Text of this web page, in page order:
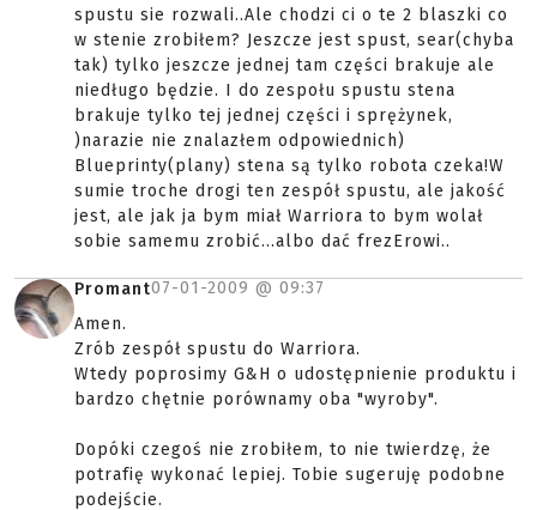
spustu sie rozwali..Ale chodzi ci o te 2 blaszki co
w stenie zrobiłem? Jeszcze jest spust, sear(chyba
tak) tylko jeszcze jednej tam części brakuje ale
niedługo będzie. I do zespołu spustu stena
brakuje tylko tej jednej części i sprężynek,
)narazie nie znalazłem odpowiednich)
Blueprinty(plany) stena są tylko robota czeka!W
sumie troche drogi ten zespół spustu, ale jakość
jest, ale jak ja bym miał Warriora to bym wolał
sobie samemu zrobić...albo dać frezErowi..
Promant07-01-2009 @ 09:37
Amen.
Zrób zespół spustu do Warriora.
Wtedy poprosimy G&H o udostępnienie produktu i
bardzo chętnie porównamy oba "wyroby".
Dopóki czegoś nie zrobiłem, to nie twierdzę, że
potrafię wykonać lepiej. Tobie sugeruję podobne
podejście.